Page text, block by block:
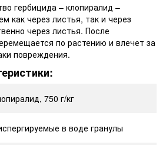
гербицида – клопиралид –
как через листья, так и через
через листья. После
по растению и влечет за
повреждения.
750 г/кг
в воде гранулы